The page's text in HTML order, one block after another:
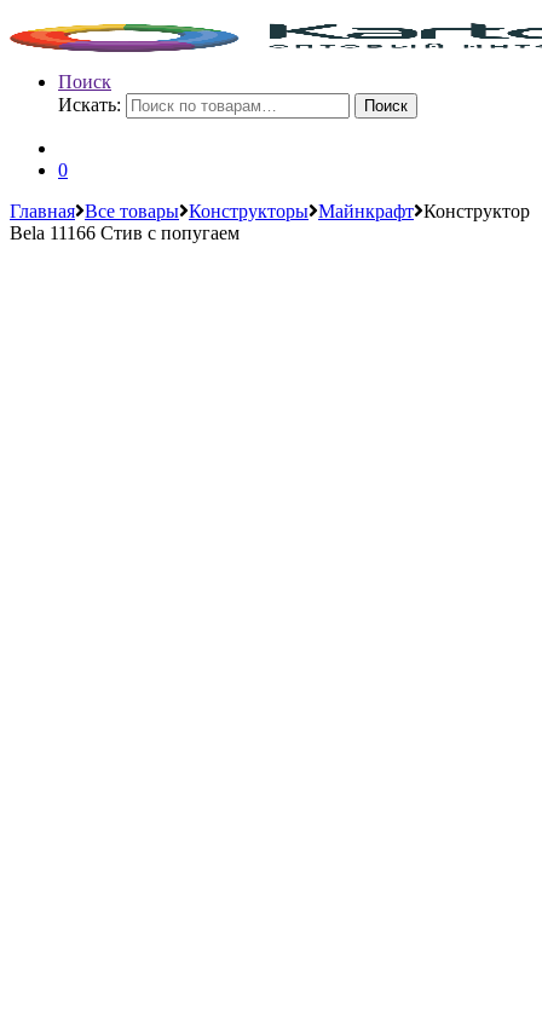
Поиск
Искать:
Поиск
0
Главная Все товары Конструкторы Майнкрафт Конструктор
Bela 11166 Стив с попугаем